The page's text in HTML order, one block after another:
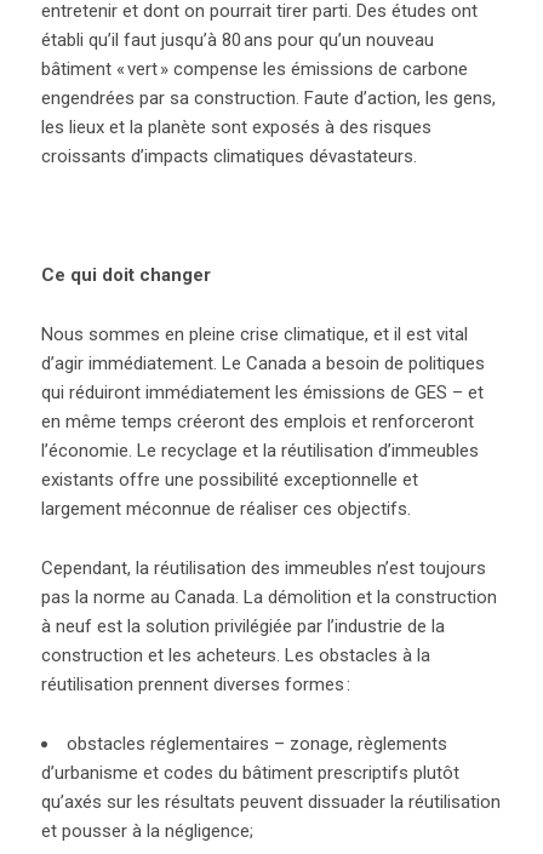
entretenir et dont on pourrait tirer parti. Des études ont
établi qu’il faut jusqu’à 80 ans pour qu’un nouveau
bâtiment « vert » compense les émissions de carbone
engendrées par sa construction. Faute d’action, les gens,
les lieux et la planète sont exposés à des risques
croissants d’impacts climatiques dévastateurs.
Ce qui doit changer
Nous sommes en pleine crise climatique, et il est vital
d’agir immédiatement. Le Canada a besoin de politiques
qui réduiront immédiatement les émissions de GES – et
en même temps créeront des emplois et renforceront
l’économie. Le recyclage et la réutilisation d’immeubles
existants offre une possibilité exceptionnelle et
largement méconnue de réaliser ces objectifs.
Cependant, la réutilisation des immeubles n’est toujours
pas la norme au Canada. La démolition et la construction
à neuf est la solution privilégiée par l’industrie de la
construction et les acheteurs. Les obstacles à la
réutilisation prennent diverses formes :
obstacles réglementaires – zonage, règlements
d’urbanisme et codes du bâtiment prescriptifs plutôt
qu’axés sur les résultats peuvent dissuader la réutilisation
et pousser à la négligence;